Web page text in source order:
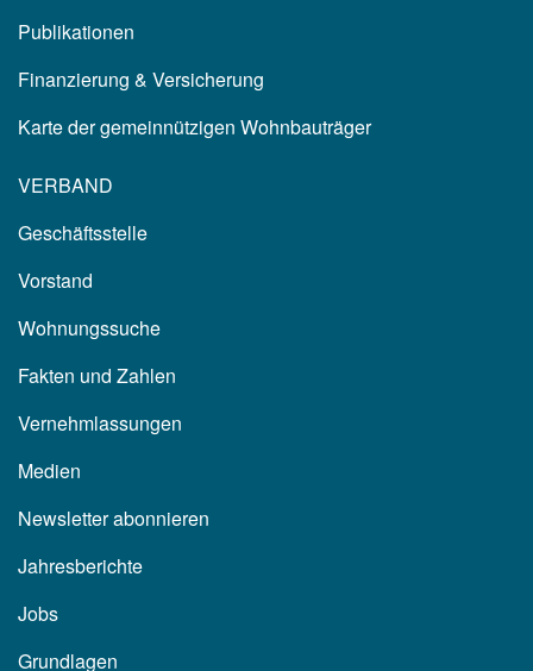
Publikationen
Finanzierung & Versicherung
Karte der gemeinnützigen Wohnbauträger
VERBAND
Geschäftsstelle
Vorstand
Wohnungssuche
Fakten und Zahlen
Vernehmlassungen
Medien
Newsletter abonnieren
Jahresberichte
Jobs
Grundlagen